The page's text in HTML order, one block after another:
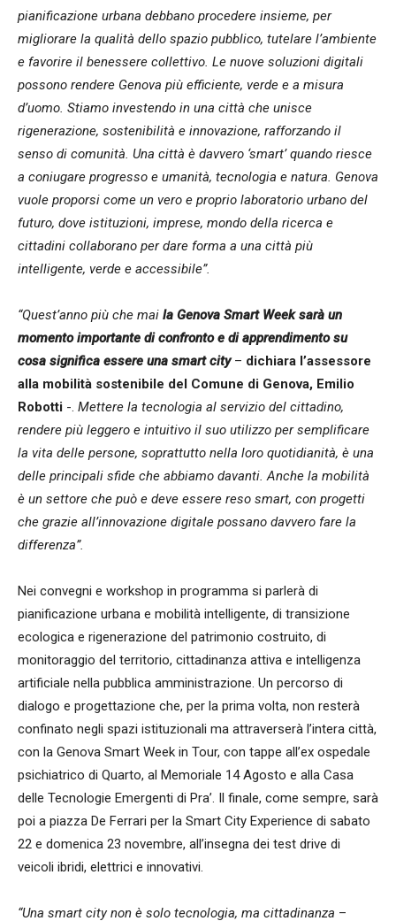
pianificazione urbana debbano procedere insieme, per
migliorare la qualità dello spazio pubblico, tutelare l’ambiente
e favorire il benessere collettivo. Le nuove soluzioni digitali
possono rendere Genova più efficiente, verde e a misura
d’uomo. Stiamo investendo in una città che unisce
rigenerazione, sostenibilità e innovazione, rafforzando il
senso di comunità. Una città è davvero ‘smart’ quando riesce
a coniugare progresso e umanità, tecnologia e natura. Genova
vuole proporsi come un vero e proprio laboratorio urbano del
futuro, dove istituzioni, imprese, mondo della ricerca e
cittadini collaborano per dare forma a una città più
intelligente, verde e accessibile”.
“Quest’anno più che mai la Genova Smart Week sarà un
momento importante di confronto e di apprendimento su
cosa significa essere una smart city – dichiara l’assessore
alla mobilità sostenibile del Comune di Genova, Emilio
Robotti -. Mettere la tecnologia al servizio del cittadino,
rendere più leggero e intuitivo il suo utilizzo per semplificare
la vita delle persone, soprattutto nella loro quotidianità, è una
delle principali sfide che abbiamo davanti. Anche la mobilità
è un settore che può e deve essere reso smart, con progetti
che grazie all’innovazione digitale possano davvero fare la
differenza”.
Nei convegni e workshop in programma si parlerà di
pianificazione urbana e mobilità intelligente, di transizione
ecologica e rigenerazione del patrimonio costruito, di
monitoraggio del territorio, cittadinanza attiva e intelligenza
artificiale nella pubblica amministrazione. Un percorso di
dialogo e progettazione che, per la prima volta, non resterà
confinato negli spazi istituzionali ma attraverserà l’intera città,
con la Genova Smart Week in Tour, con tappe all’ex ospedale
psichiatrico di Quarto, al Memoriale 14 Agosto e alla Casa
delle Tecnologie Emergenti di Pra’. Il finale, come sempre, sarà
poi a piazza De Ferrari per la Smart City Experience di sabato
22 e domenica 23 novembre, all’insegna dei test drive di
veicoli ibridi, elettrici e innovativi.
“Una smart city non è solo tecnologia, ma cittadinanza –